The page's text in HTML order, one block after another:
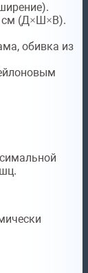
см (Д×Ш×В).
обивка из